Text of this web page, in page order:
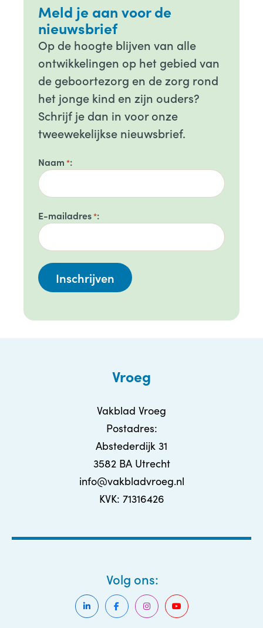
Meld je aan voor de
nieuwsbrief
Op de hoogte blijven van alle
ontwikkelingen op het gebied van
de geboortezorg en de zorg rond
het jonge kind en zijn ouders?
Schrijf je dan in voor onze
tweewekelijkse nieuwsbrief.
Naam *
E-mailadres*
Vroeg
Vakblad Vroeg
Postadres:
Abstederdijk 31
3582 BA Utrecht
info@vakbladvroeg.nl
KVK: 71316426
Volg ons: